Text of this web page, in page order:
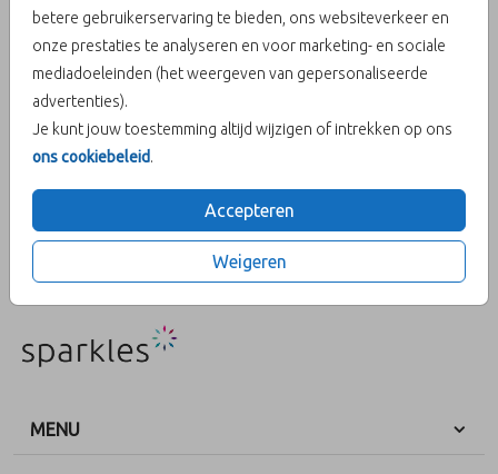
betere gebruikerservaring te bieden, ons websiteverkeer en
onze prestaties te analyseren en voor marketing- en sociale
mediadoeleinden (het weergeven van gepersonaliseerde
advertenties).
Je kunt jouw toestemming altijd wijzigen of intrekken op ons
ons cookiebeleid.
Accepteren
Weigeren
meisjes
Aantal
Sluitzegel twee mooie meisjes roze
Prijs:€ 6,50 per 25 zegels
MENU